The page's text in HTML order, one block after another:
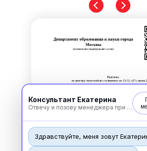
Консультант Екатерина
Отвечу и позову менеджера при необходимости
Здравствуйте, меня зовут